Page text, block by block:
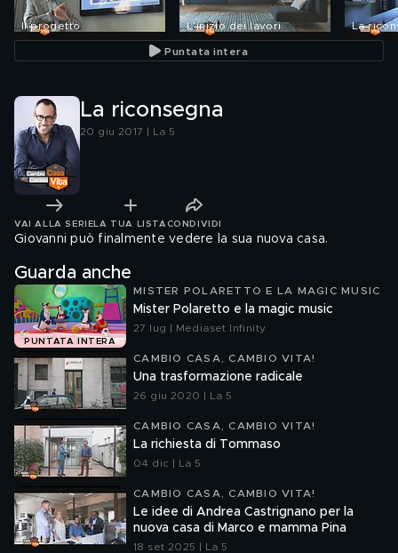
Il progetto L'inizio dei lavori La
Puntata intera
La riconsegna
20 giu 2017 | La 5
VAI ALLA SERIE LA TUA LISTA CONDIVIDI
Giovanni può finalmente vedere la sua nuova casa.
Guarda anche
PUNTATA INTERA
MISTER POLARETTO E LA MAGIC MUSIC
Mister Polaretto e la magic music
27 lug | Mediaset Infinity
CAMBIO CASA, CAMBIO VITA!
Una trasformazione radicale
26 giu 2020 | La 5
CAMBIO CASA, CAMBIO VITA!
La richiesta di Tommaso
04 dic | La 5
CAMBIO CASA, CAMBIO VITA!
Le idee di Andrea Castrignano per la
nuova casa di Marco e mamma Pina
18 set 2025 | La 5